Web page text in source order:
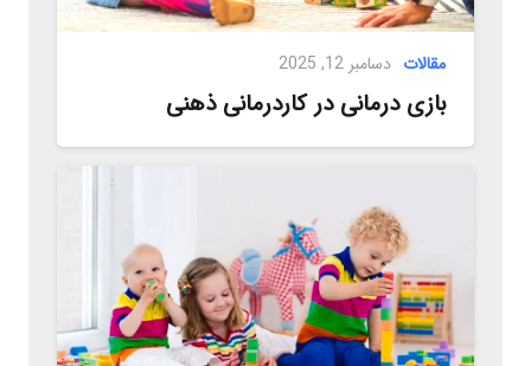
مقالات دسامبر 12, 2025
بازی‌ درمانی در کاردرمانی ذهنی